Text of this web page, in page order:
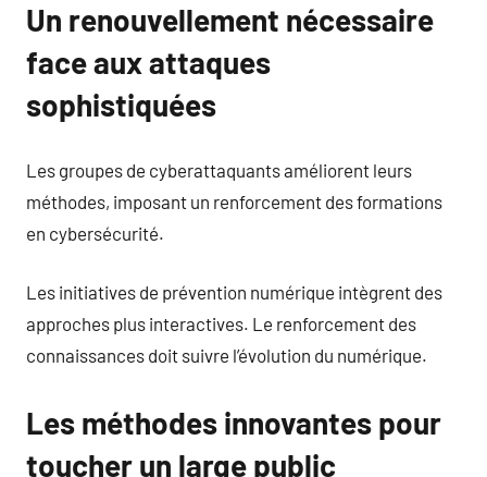
Un renouvellement nécessaire
face aux attaques
sophistiquées
Les groupes de cyberattaquants améliorent leurs
méthodes, imposant un renforcement des formations
en cybersécurité.
Les initiatives de prévention numérique intègrent des
approches plus interactives. Le renforcement des
connaissances doit suivre l’évolution du numérique.
Les méthodes innovantes pour
toucher un large public